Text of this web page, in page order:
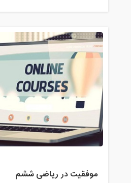
موفقیت در ریاضی ششم